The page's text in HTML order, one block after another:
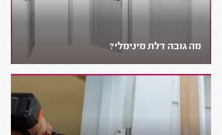
מה גובה דלת מינימלי?